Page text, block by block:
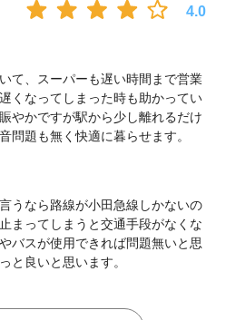
4.0
て、スーパーも遅い時間まで営業
くなってしまった時も助かってい
やかですが駅から少し離れるだけ
問題も無く快適に暮らせます。
うなら路線が小田急線しかないの
まってしまうと交通手段がなくな
バスが使用できれば問題無いと思
と良いと思います。